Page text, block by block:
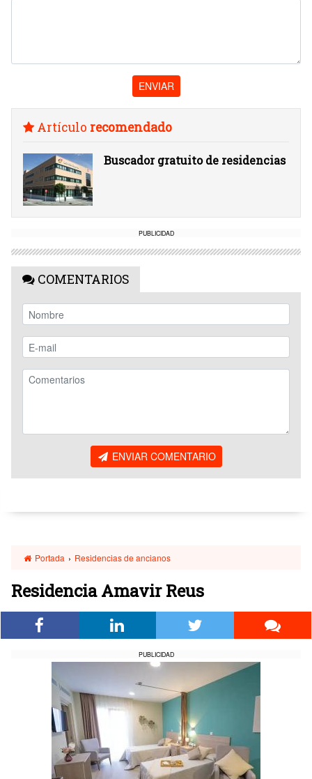
ENVIAR
Artículo recomendado
Buscador gratuito de residencias
PUBLICIDAD
COMENTARIOS
ENVIAR COMENTARIO
Portada › Residencias de ancianos
Residencia Amavir Reus
PUBLICIDAD